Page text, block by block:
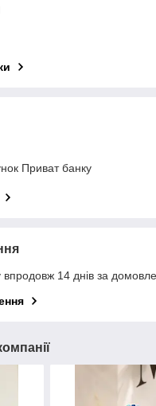
Приват банку
14 днів за